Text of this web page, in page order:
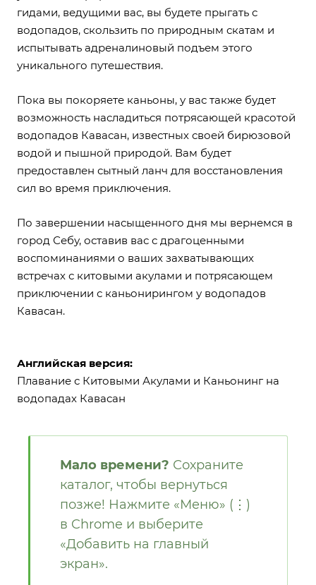
гидами, ведущими вас, вы будете прыгать с
водопадов, скользить по природным скатам и
испытывать адреналиновый подъем этого
уникального путешествия.
Пока вы покоряете каньоны, у вас также будет
возможность насладиться потрясающей красотой
водопадов Кавасан, известных своей бирюзовой
водой и пышной природой. Вам будет
предоставлен сытный ланч для восстановления
сил во время приключения.
По завершении насыщенного дня мы вернемся в
город Себу, оставив вас с драгоценными
воспоминаниями о ваших захватывающих
встречах с китовыми акулами и потрясающем
приключении с каньонирингом у водопадов
Кавасан.
Английская версия:
Плавание с Китовыми Акулами и Каньонинг на
водопадах Кавасан
Мало времени? Сохраните
каталог, чтобы вернуться
позже! Нажмите «Меню» (⋮)
в Chrome и выберите
«Добавить на главный
экран».